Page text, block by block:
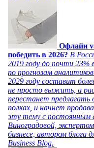
Офлайн
победить в 2026? В
2019 году до почти 23%
по прогнозам
2029 году составит
не просто выжить, а
перестанет предлагать
полках, и начнет
эту тему с постоянным
Виноградовой,
бизнесе, автором блога
Business Blog.